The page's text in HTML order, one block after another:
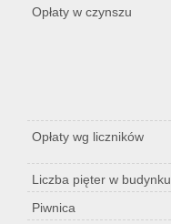
Opłaty w czynszu
Opłaty wg liczników
Liczba pięter w budynku
Piwnica